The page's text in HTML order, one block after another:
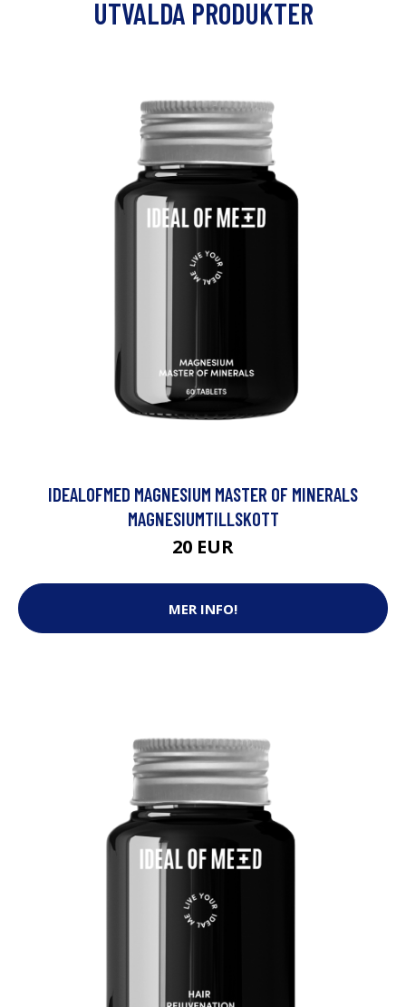
UTVALDA PRODUKTER
IDEALOFMED MAGNESIUM MASTER OF MINERALS
MAGNESIUMTILLSKOTT
20 EUR
MER INFO!